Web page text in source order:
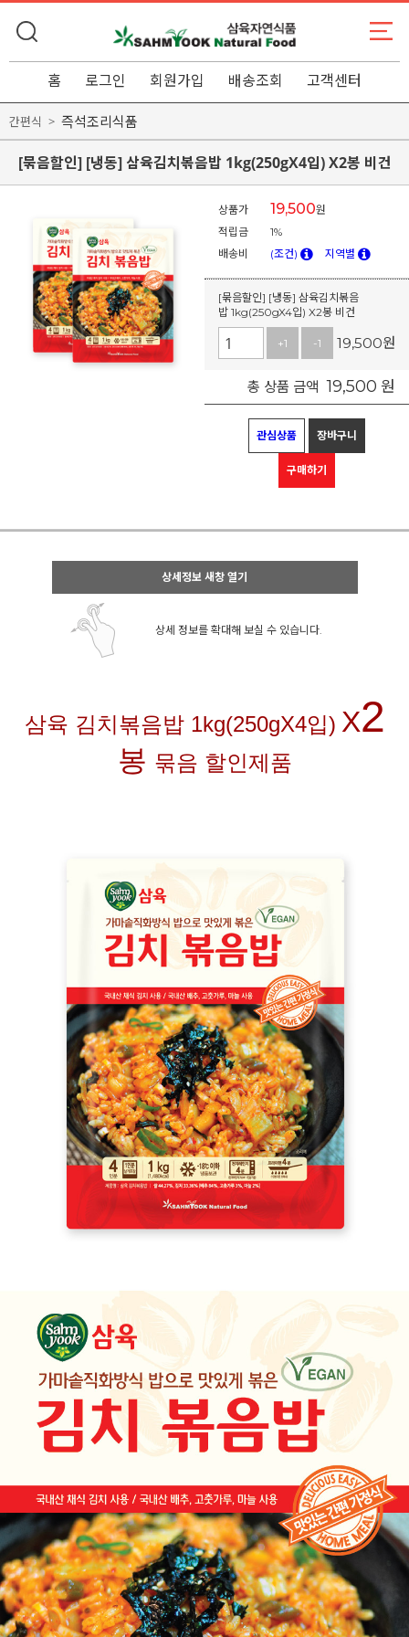
홈 로그인 회원가입 배송조회 고객센터
간편식 즉석조리식품
[묶음할인] [냉동] 삼육김치볶음밥 1kg(250gX4입) X2봉 비건
상품가 19,500원
적립금
1%
배송비
(조건) 지역별
[묶음할인] [냉동] 삼육김치볶음
밥 1kg(250gX4입) X2봉 비건
+1 -1 19,500원
총 상품 금액 19,500 원
관심상품 장바구니
구매하기
상세정보 새창 열기
상세 정보를 확대해 보실 수 있습니다.
삼육 김치볶음밥 1kg(250gX4입) X2
봉 묶음 할인제품